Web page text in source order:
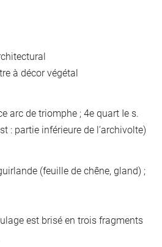
à décor végétal
arc de triomphe ; 4e quart Ie s.
: partie inférieure de l’archivolte)
(feuille de chêne, gland) ;
est brisé en trois fragments